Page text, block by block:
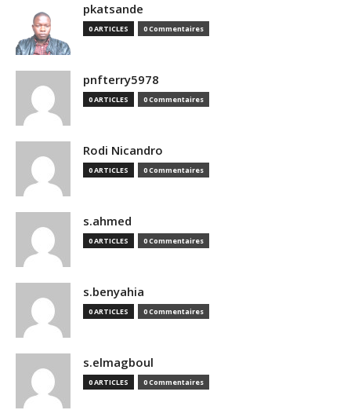
pkatsande
0 ARTICLES 0 Commentaires
pnfterry5978
0 ARTICLES 0 Commentaires
Rodi Nicandro
0 ARTICLES 0 Commentaires
s.ahmed
0 ARTICLES 0 Commentaires
s.benyahia
0 ARTICLES 0 Commentaires
s.elmagboul
0 ARTICLES 0 Commentaires